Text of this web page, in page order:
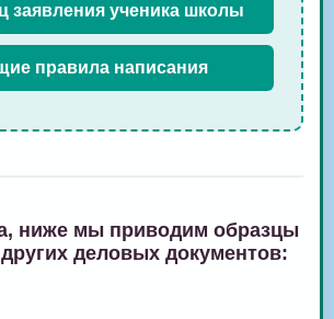
заявления ученика школы
правила написания
ниже мы приводим образцы
деловых документов: